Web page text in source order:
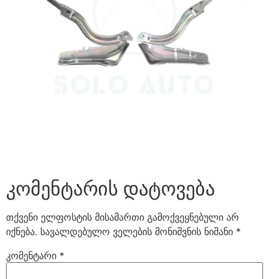
კომენტარის დატოვება
თქვენი ელფოსტის მისამართი გამოქვეყნებული არ
იქნება. სავალდებულო ველების მონიშვნის ნიშანი *
კომენტარი *